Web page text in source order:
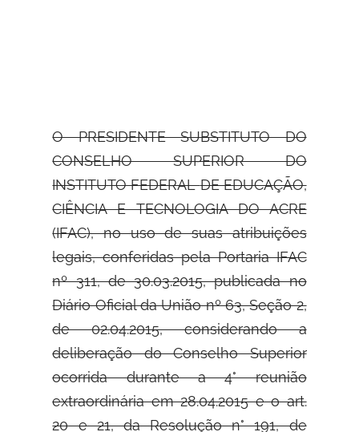
O PRESIDENTE SUBSTITUTO DO
CONSELHO SUPERIOR DO
INSTITUTO FEDERALDE EDUCAÇÃO,
CIÊNCIA E TECNOLOGIA DO ACRE
(IFAC), no uso de suas atribuições
legais, conferidas pela Portaria IFAC
nº 311, de 30.03.2015, publicada no
Diário Oficial da União nº 63, Seção 2,
de 02.04.2015, considerando a
deliberação do Conselho Superior
ocorrida durante a 4° reunião
extraordinária em 28.04.2015 e o art.
20 e 21, da Resolução n° 191, de